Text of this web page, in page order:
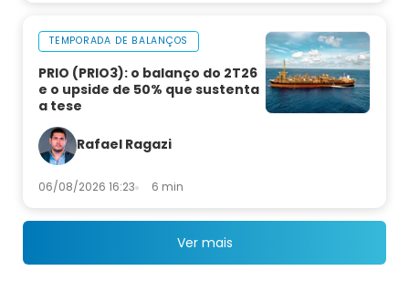
TEMPORADA DE BALANÇOS
PRIO (PRIO3): o balanço do 2T26
e o upside de 50% que sustenta
a tese
Rafael Ragazi
06/08/2026 16:23 6 min
Ver mais